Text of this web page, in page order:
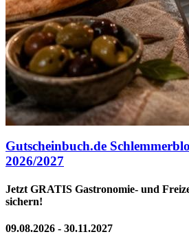
Gutscheinbuch.de
2026/2027
Jetzt GRATIS Gastronomie- und
sichern!
09.08.2026 - 30.11.2027